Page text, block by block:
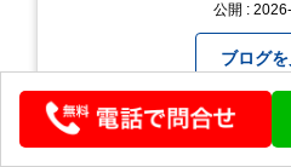
は毎月「環境整備点検」
働くスタッフの為、会社
組みを実施しております！
力を重ねてまいります！
公開 :
ブログ
アクセス・佐倉善戦